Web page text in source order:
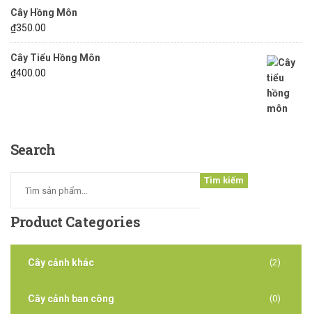
Cây Hồng Môn
₫350.00
Cây Tiểu Hồng Môn
₫400.00
Search
Tìm kiếm
Product Categories
Cây cảnh khác (2)
Cây cảnh ban công (0)